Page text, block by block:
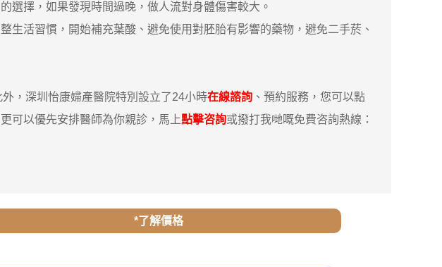
擇，如果發現時間過晚，做人流對身體傷害較大。
活習慣，開始補充葉酸、避免使用對胚胎有影響的藥物，避免二手菸、
，深圳怡康婦產醫院特別設立了24小時在線諮詢 、預約服務，您可以點
可以優先安排醫師為你親診，馬上點擊咨詢或撥打我哋嘅免費咨詢熱線：
*了解價格